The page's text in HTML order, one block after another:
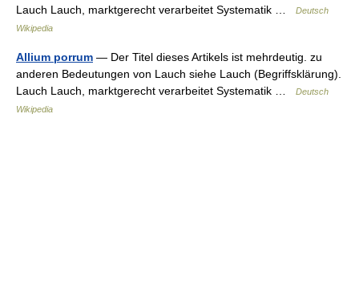
Lauch Lauch, marktgerecht verarbeitet Systematik …
Deutsch
Wikipedia
Allium porrum — Der Titel dieses Artikels ist mehrdeutig. zu
anderen Bedeutungen von Lauch siehe Lauch (Begriffsklärung).
Lauch Lauch, marktgerecht verarbeitet Systematik …
Deutsch
Wikipedia